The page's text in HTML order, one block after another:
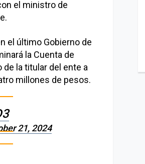
el ministro de
el último Gobierno de
la Cuenta de
la titular del ente a
millones de pesos.
21, 2024